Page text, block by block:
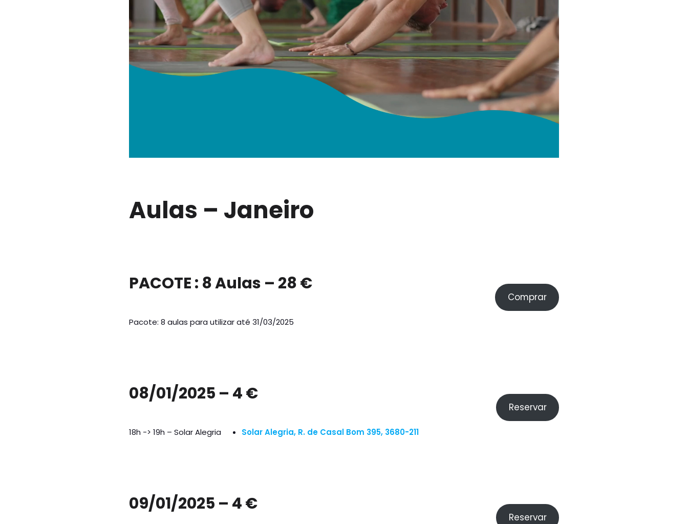
Aulas – Janeiro
PACOTE : 8 Aulas – 28 €
Pacote: 8 aulas para utilizar até 31/03/2025
Comprar
08/01/2025 – 4 €
18h -> 19h – Solar Alegria Solar Alegria, R. de Casal Bom 395, 3680-211
Reservar
09/01/2025 – 4 €
Reservar